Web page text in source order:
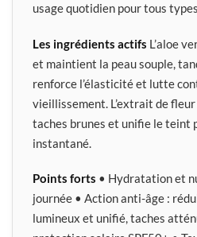
usage quotidien pour tous
Les ingrédients actifs L’aloe
et maintient la peau souple,
renforce l’élasticité et lutte
vieillissement. L’extrait de
taches brunes et unifie le teint
instantané.
Points forts • Hydratation et
journée • Action anti-âge :
lumineux et unifié, taches